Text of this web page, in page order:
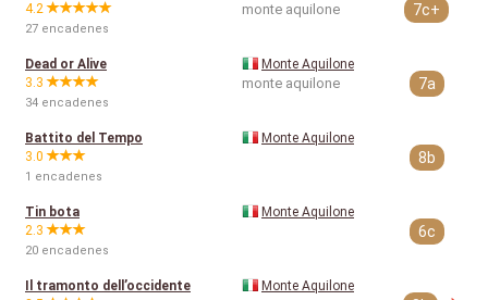
4.2
27 encadenes
monte aquilone 7c+
Dead or Alive
3.3
34 encadenes
Monte Aquilone
monte aquilone 7a
Battito del Tempo
3.0
1 encadenes
Monte Aquilone
8b
Tin bota
2.3
20 encadenes
Monte Aquilone
6c
Il tramonto dell’occidente
Monte Aquilone